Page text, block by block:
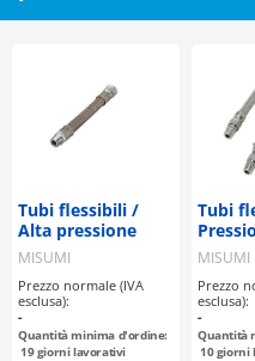
Tubi flessibili /
Alta pressione
MISUMI
Prezzo normale (IVA
esclusa):
-
Quantità minima d'ordine:
19giorni lavorativi
Tubi
MISUMI
Prezzo
esclusa):
-
Quantità
10giorni